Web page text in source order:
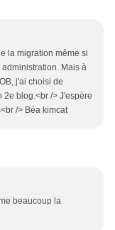
la migration même si
Mais à
j'ai choisi de
2e blog.<br /> J'espère
/> Béa kimcat
beaucoup la